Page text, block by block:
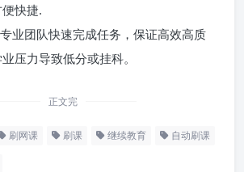
快捷.
专业团队快速完成任务，保证高效高质
压力导致低分或挂科。
正文完
刷网课 刷课 继续教育 自动刷课